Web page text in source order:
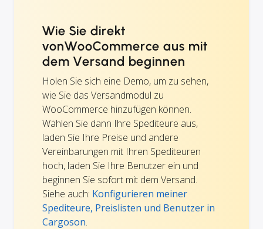
Wie Sie direkt
vonWooCommerce aus mit
dem Versand beginnen
Holen Sie sich eine Demo, um zu sehen,
wie Sie das Versandmodul zu
WooCommerce hinzufügen können.
Wählen Sie dann Ihre Spediteure aus,
laden Sie Ihre Preise und andere
Vereinbarungen mit Ihren Spediteuren
hoch, laden Sie Ihre Benutzer ein und
beginnen Sie sofort mit dem Versand.
Siehe auch: Konfigurieren meiner
Spediteure, Preislisten und Benutzer in
Cargoson.